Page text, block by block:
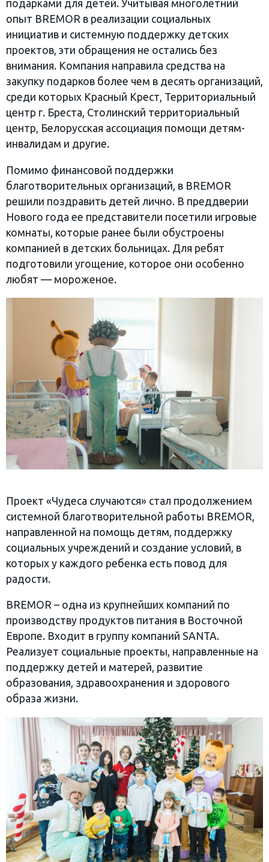
подарками для детей. Учитывая многолетний
опыт BREMOR в реализации социальных
инициатив и системную поддержку детских
проектов, эти обращения не остались без
внимания. Компания направила средства на
закупку подарков более чем в десять организаций,
среди которых Красный Крест, Территориальный
центр г. Бреста, Столинский территориальный
центр, Белорусская ассоциация помощи детям-
инвалидам и другие.
Помимо финансовой поддержки
благотворительных организаций, в BREMOR
решили поздравить детей лично. В преддверии
Нового года ее представители посетили игровые
комнаты, которые ранее были обустроены
компанией в детских больницах. Для ребят
подготовили угощение, которое они особенно
любят — мороженое.
Проект «Чудеса случаются» стал продолжением
системной благотворительной работы BREMOR,
направленной на помощь детям, поддержку
социальных учреждений и создание условий, в
которых у каждого ребенка есть повод для
радости.
BREMOR – одна из крупнейших компаний по
производству продуктов питания в Восточной
Европе. Входит в группу компаний SANTA.
Реализует социальные проекты, направленные на
поддержку детей и матерей, развитие
образования, здравоохранения и здорового
образа жизни.